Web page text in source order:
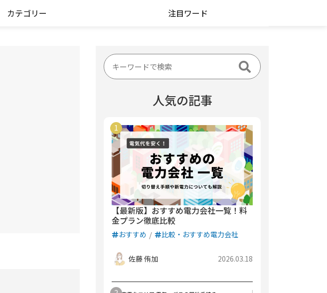
カテゴリー 注目ワード
人気の記事
【最新版】おすすめ電力会社一覧！料
金プラン徹底比較
おすすめ 比較・おすすめ電力会社
佐藤 侑加 2026.03.18